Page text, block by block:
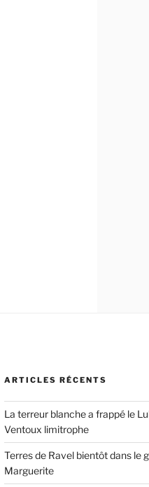
ARTICLES RÉCENTS
La terreur blanche a frappé le
Ventoux limitrophe
Terres de Ravel bientôt dans le
Marguerite